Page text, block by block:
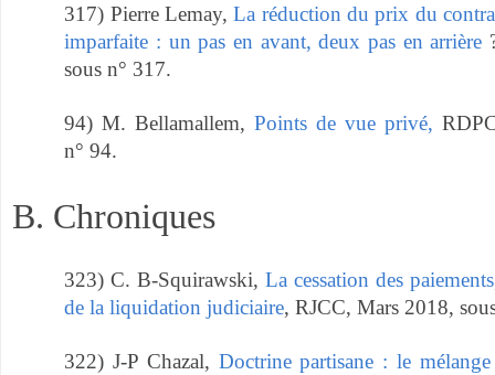
317) Pierre Lemay,La réduction du prix du
imparfaite : un pas en avant, deux pas en arrière
sous n° 317.
94) M. Bellamallem,Points de vue privé,
n° 94.
B. Chroniques
323) C. B-Squirawski,La cessation des
de la liquidation judiciaire, RJCC, Mars 2018,
322) J-P Chazal, Doctrine partisane : le mélange